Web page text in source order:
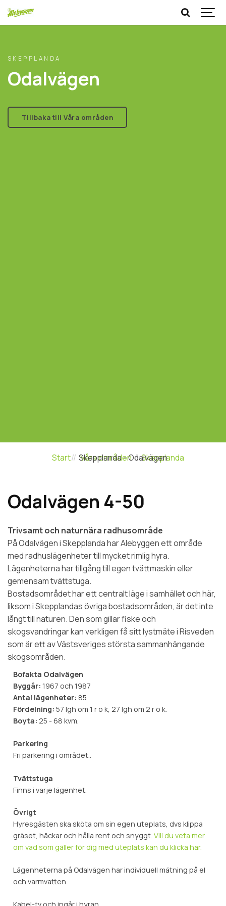
SKEPPLANDA
Odalvägen
Tillbaka till Våra områden
Start Våra områden Skepplanda
Skepplanda - Odalvägen
Odalvägen 4-50
Trivsamt och naturnära radhusområde
På Odalvägen i Skepplanda har Alebyggen ett område
med radhuslägenheter till mycket rimlig hyra.
Lägenheterna har tillgång till egen tvättmaskin eller
gemensam tvättstuga.
Bostadsområdet har ett centralt läge i samhället och här,
liksom i Skepplandas övriga bostadsområden, är det inte
långt till naturen. Den som gillar fiske och
skogsvandringar kan verkligen få sitt lystmäte i Risveden
som är ett av Västsveriges största sammanhängande
skogsområden.
Bofakta Odalvägen
Byggår: 1967 och 1987
Antal lägenheter: 85
Fördelning: 57 lgh om 1 r o k, 27 lgh om 2 r o k.
Boyta: 25 - 68 kvm.
Parkering
Fri parkering i området..
Tvättstuga
Finns i varje lägenhet.
Övrigt
Hyresgästen ska sköta om sin egen uteplats, dvs klippa
gräset, häckar och hålla rent och snyggt. Vill du veta mer
om vad som gäller för dig med uteplats kan du klicka här.
Lägenheterna på Odalvägen har individuell mätning på el
och varmvatten.
Kabel-tv och ingår i hyran.